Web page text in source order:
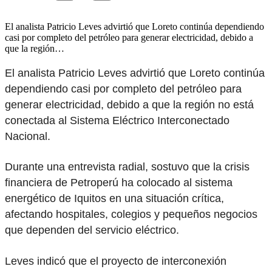
El analista Patricio Leves advirtió que Loreto continúa dependiendo
casi por completo del petróleo para generar electricidad, debido a
que la región…
El analista Patricio Leves advirtió que Loreto continúa
dependiendo casi por completo del petróleo para
generar electricidad, debido a que la región no está
conectada al Sistema Eléctrico Interconectado
Nacional.
Durante una entrevista radial, sostuvo que la crisis
financiera de Petroperú ha colocado al sistema
energético de Iquitos en una situación crítica,
afectando hospitales, colegios y pequeños negocios
que dependen del servicio eléctrico.
Leves indicó que el proyecto de interconexión